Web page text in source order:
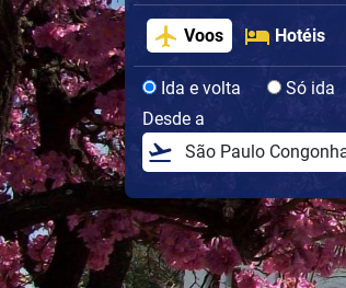
Voos Hotéis
Ida e volta Só ida
Desde a